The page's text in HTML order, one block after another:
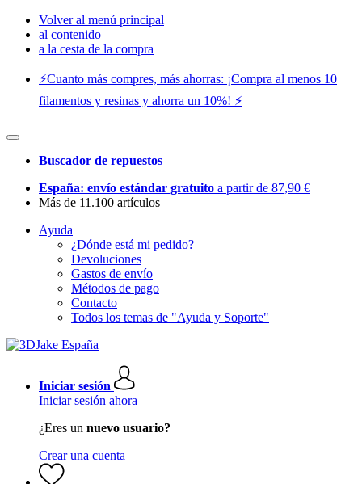
Volver al menú principal
al contenido
a la cesta de la compra
⚡️Cuanto más compres, más ahorras: ¡Compra al menos 10
filamentos y resinas y ahorra un 10%! ⚡️
Buscador de repuestos
España: envío estándar gratuito a partir de 87,90 €
Más de 11.100 artículos
Ayuda
¿Dónde está mi pedido?
Devoluciones
Gastos de envío
Métodos de pago
Contacto
Todos los temas de "Ayuda y Soporte"
Iniciar sesión
Iniciar sesión ahora
¿Eres un nuevo usuario?
Crear una cuenta